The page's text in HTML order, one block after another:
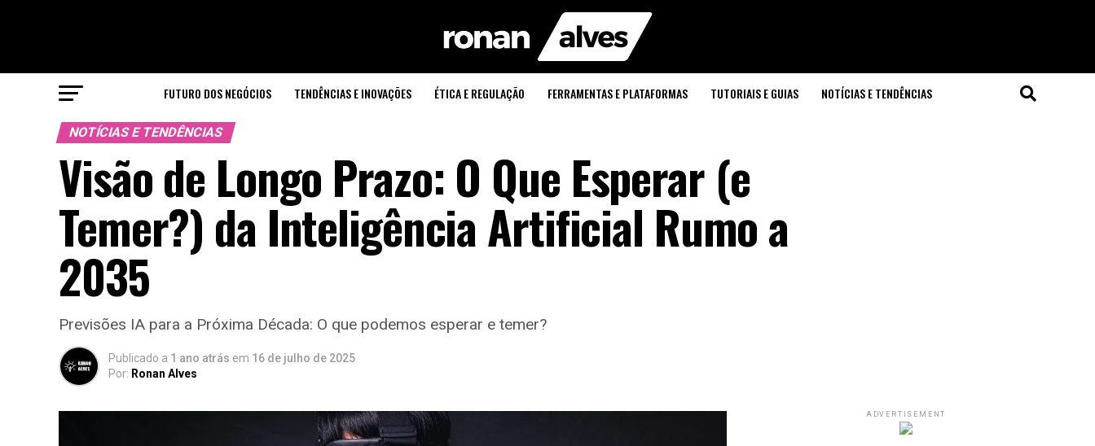
FUTURO DOS NEGÓCIOS TENDÊNCIAS E INOVAÇÕES ÉTICA E REGULAÇÃO FERRAMENTAS E PLATAFORMAS TUTORIAIS E GUIAS NOTÍCIAS E TENDÊNCIAS
NOTÍCIAS E TENDÊNCIAS
Visão de Longo Prazo: O Que Esperar (e
Temer?) da Inteligência Artificial Rumo a
2035
Previsões IA para a Próxima Década: O que podemos esperar e temer?
Publicado a 1 ano atrás em 16 de julho de 2025
Por: Ronan Alves
ADVERTISEMENT